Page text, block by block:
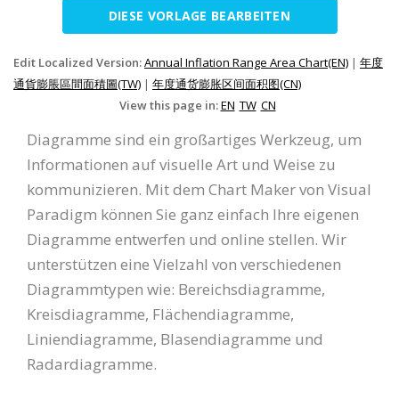
DIESE VORLAGE BEARBEITEN
Edit Localized Version:Annual Inflation Range Area Chart(EN) | 年度
通貨膨脹區間面積圖(TW) | 年度通货膨胀区间面积图(CN)
View this page in:EN TW CN
Diagramme sind ein großartiges Werkzeug, um
Informationen auf visuelle Art und Weise zu
kommunizieren. Mit dem Chart Maker von Visual
Paradigm können Sie ganz einfach Ihre eigenen
Diagramme entwerfen und online stellen. Wir
unterstützen eine Vielzahl von verschiedenen
Diagrammtypen wie: Bereichsdiagramme,
Kreisdiagramme, Flächendiagramme,
Liniendiagramme, Blasendiagramme und
Radardiagramme.